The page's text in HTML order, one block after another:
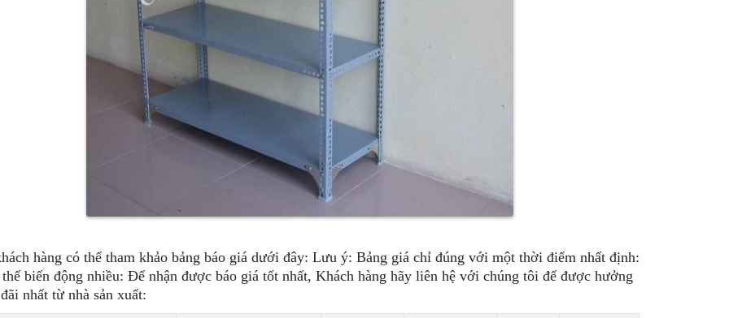
hàng có thể tham khảo bảng báo giá dưới đây: Lưu ý: Bảng giá chỉ đúng với một thời điểm nhất định:
biến động nhiều: Để nhận được báo giá tốt nhất, Khách hàng hãy liên hệ với chúng tôi để được hưởng
nhất từ nhà sản xuất: